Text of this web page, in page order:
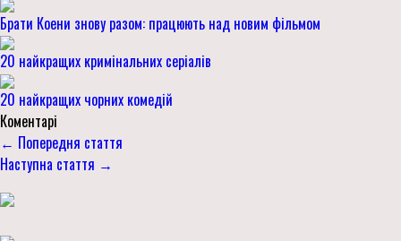
Брати Коени знову разом: працюють над новим фільмом
20 найкращих кримінальних серіалів
20 найкращих чорних комедій
Коментарі
← Попередня стаття
Наступна стаття →